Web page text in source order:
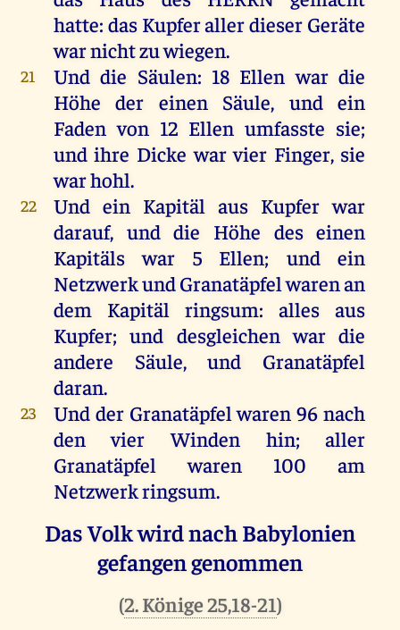
hatte: dasKupferallerdieser Geräte
warnichtzuwiegen.
21 Und die Säulen: 18 Ellen war die
Höhe der einen Säule, und ein
Faden von12 Ellen umfasste sie;
und ihre Dicke war vier Finger, sie
warhohl.
22 Und einKapitälaus Kupferwar
darauf, und die Höhe des einen
Kapitälswar 5 Ellen; und
ein
NetzwerkundGranatäpfelwarenan
dem Kapitäl ringsum:alles aus
Kupfer;und desgleichen war die
andere
Säule,und
Granatäpfel
daran.
23 Und der Granatäpfel waren 96nach
den
vier Winden hin;aller
Granatäpfel
waren100am
Netzwerkringsum.
Das Volk wird nach Babylonien
gefangen genommen
(2. Könige 25,18-21)